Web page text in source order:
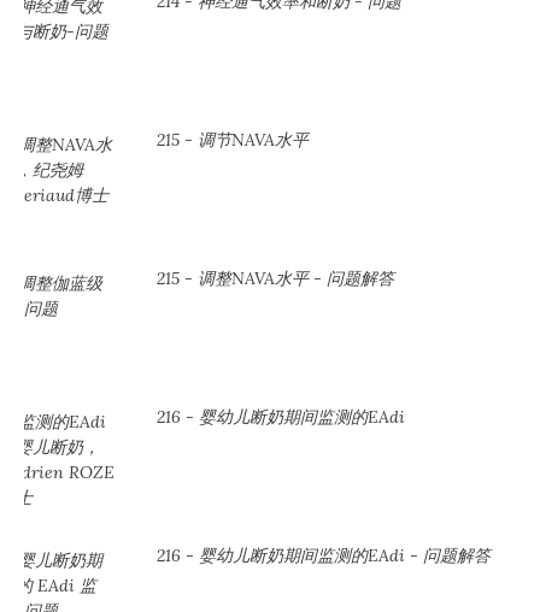
215 - 调节NAVA水平
215 - 调整NAVA水平 - 问题解答
216 - 婴幼儿断奶期间监测的EAdi
216 - 婴幼儿断奶期间监测的EAdi - 问题解答